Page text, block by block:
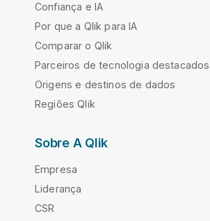
Confiança e IA
Por que a Qlik para IA
Comparar o Qlik
Parceiros de tecnologia destacados
Origens e destinos de dados
Regiões Qlik
Sobre A Qlik
Empresa
Liderança
CSR